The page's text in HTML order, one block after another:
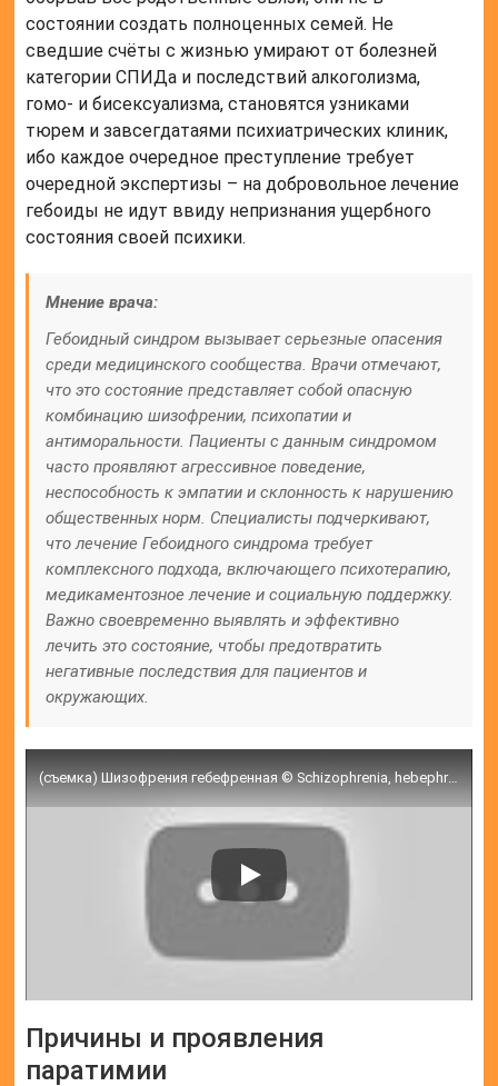
состоянии создать полноценных семей. Не
сведшие счёты с жизнью умирают от болезней
категории СПИДа и последствий алкоголизма,
гомо- и бисексуализма, становятся узниками
тюрем и завсегдатаями психиатрических клиник,
ибо каждое очередное преступление требует
очередной экспертизы – на добровольное лечение
гебоиды не идут ввиду непризнания ущербного
состояния своей психики.
Мнение врача:
Гебоидный синдром вызывает серьезные опасения
среди медицинского сообщества. Врачи отмечают,
что это состояние представляет собой опасную
комбинацию шизофрении, психопатии и
антиморальности. Пациенты с данным синдромом
часто проявляют агрессивное поведение,
неспособность к эмпатии и склонность к нарушению
общественных норм. Специалисты подчеркивают,
что лечение Гебоидного синдрома требует
комплексного подхода, включающего психотерапию,
медикаментозное лечение и социальную поддержку.
Важно своевременно выявлять и эффективно
лечить это состояние, чтобы предотвратить
негативные последствия для пациентов и
окружающих.
(съемка) Шизофрения гебефренная © Schizophrenia, hebephrenia
Причины и проявления
паратимии